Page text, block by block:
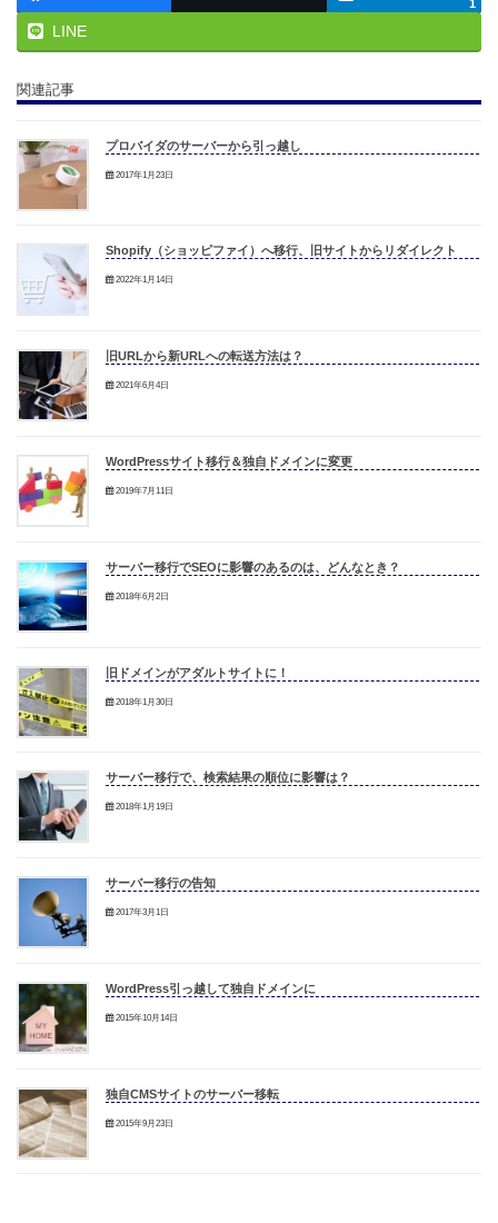
1
LINE
関連記事
プロバイダのサーバーから引っ越し
2017年1月23日
Shopify（ショッピファイ）へ移行、旧サイトからリダイレクト
2022年1月14日
旧URLから新URLへの転送方法は？
2021年6月4日
WordPressサイト移行＆独自ドメインに変更
2019年7月11日
サーバー移行でSEOに影響のあるのは、どんなとき？
2018年6月2日
旧ドメインがアダルトサイトに！
2018年1月30日
サーバー移行で、検索結果の順位に影響は？
2018年1月19日
サーバー移行の告知
2017年3月1日
WordPress引っ越して独自ドメインに
2015年10月14日
独自CMSサイトのサーバー移転
2015年9月23日